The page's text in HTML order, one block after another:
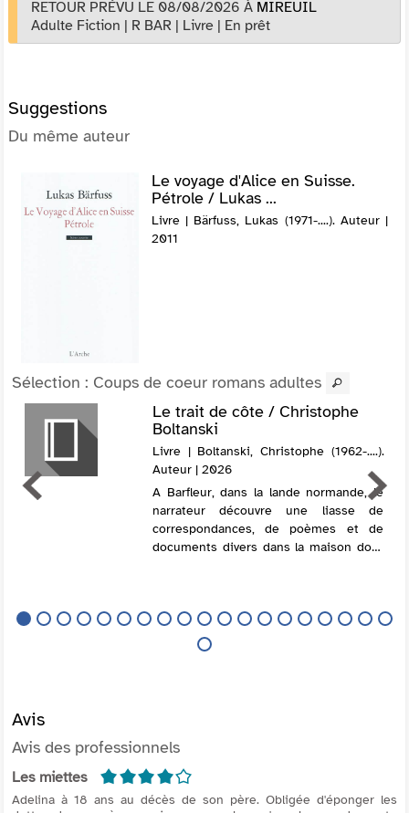
RETOUR PRÉVU LE 08/08/2026 À MIREUIL
Adulte Fiction | R BAR | Livre | En prêt
Suggestions
Du même auteur
Le voyage d'Alice en Suisse.
Pétrole / Lukas ...
Livre | Bärfuss, Lukas (1971-....). Auteur |
2011
Sélection : Coups de coeur romans adultes
Le trait de côte / Christophe
Boltanski
Livre | Boltanski, Christophe (1962-....).
Auteur | 2026
A Barfleur, dans la lande normande, le
narrateur découvre une liasse de
correspondances, de poèmes et de
documents divers dans la maison dont
Avis
Avis des professionnels
Les miettes 4/5
Adelina à 18 ans au décès de son père. Obligée d'éponger les